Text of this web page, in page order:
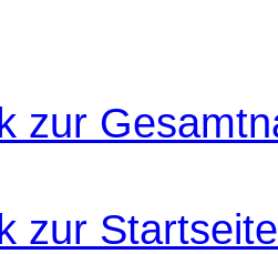
zur
zur Startseite